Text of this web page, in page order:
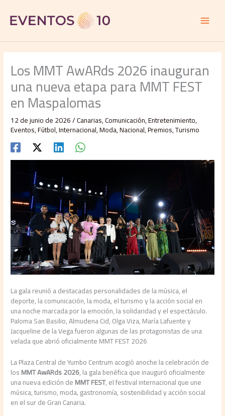
contenido
Los MMT AwARds 2026 inauguran
una nueva etapa para MMT FEST
en Maspalomas
12 de junio de 2026/Canarias,Comunicación,Entretenimiento,
Eventos,Fútbol,Internacional,Moda,Nacional,Premios,Turismo
La gala reunió a destacadas personalidades de la música, el
deporte, la comunicación, la moda, el turismo y la acción social en
una noche marcada por la emoción, la solidaridad y el espectáculo.
Paloma San Basilio, Almudena Cid, Olga Viza, María Lafuente y
Jacqueline de la Vega fueron algunas de las protagonistas de una
velada que abrió oficialmente MMT FEST 2026
La Plaza Central de Yumbo Centrum acogió anoche la celebración de
losMMT AwARds 2026, la gala benéfica que inauguró oficialmente
una nueva edición deMMT FEST, el festival internacional que une
música, turismo, moda, gastronomía, sostenibilidad y acción social
en el sur de Gran Canaria.